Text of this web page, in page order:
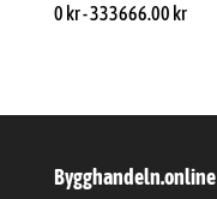
0 kr-333666.00 kr
Bygghandeln.online